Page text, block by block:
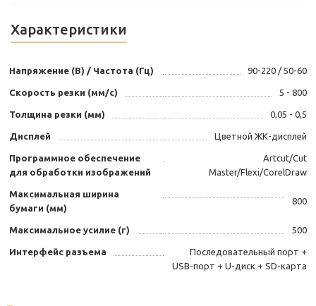
Характеристики
Напряжение (В) / Частота (Гц) 90-220 / 50-60
Скорость резки (мм/с) 5 - 800
Толщина резки (мм) 0,05 - 0,5
Дисплей Цветной ЖК-дисплей
Программное обеспечение
для обработки изображений
Artcut/Cut
Master/Flexi/CorelDraw
Максимальная ширина
бумаги (мм)
800
Максимальное усилие (г) 500
Интерфейс разъема
Последовательный порт +
USB-порт + U-диск + SD-карта